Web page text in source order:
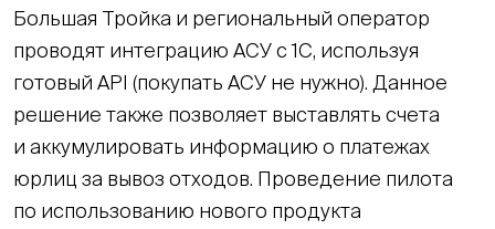
Большая Тройка и региональный оператор
проводят интеграцию АСУ с 1С, используя
готовый API (покупать АСУ не нужно). Данное
решение также позволяет выставлять счета
и аккумулировать информацию о платежах
юрлиц за вывоз отходов. Проведение пилота
по использованию нового продукта